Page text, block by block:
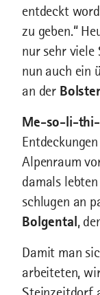
entdeckt
zu geben.“
nur sehr viele
nun auch ein
an der
Me-so-li-
Alpenraum
damals
schlugen an
Bolgental,
Damit man
arbeiteten,